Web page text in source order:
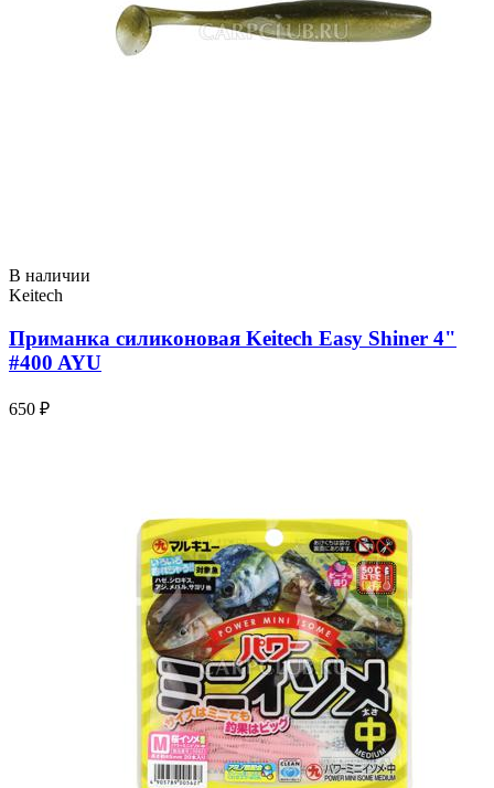
В наличии
Keitech
Приманка силиконовая Keitech Easy Shiner 4"
#400 AYU
650 ₽